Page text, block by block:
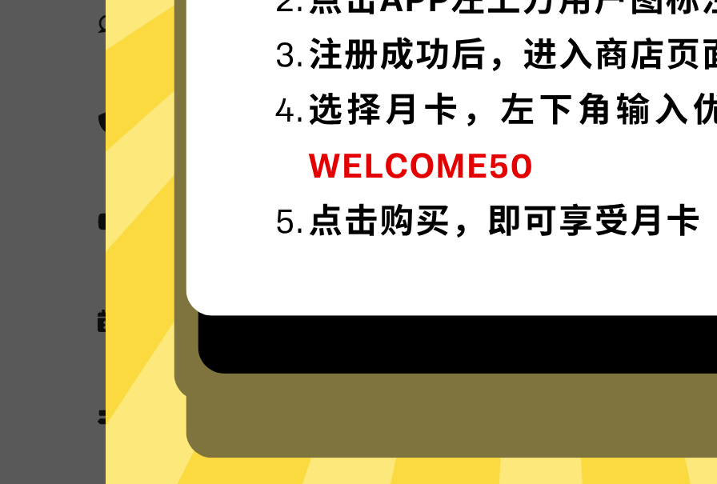
卓越的连接稳定性
魔法上网工具采用行业领先的自研发通信协议，深度保护特征，不论
您身在何处，都可轻松加速。
多语言界面
魔法上网工具提供多
超群的数据加密 高级数据泄漏
无国界内容 保护您的IP地
无任何网络或连接记录
魔法上网工具现在没有未来也不会记录任何登录历史，网络活动，
DNS查询，以及任何可以用于识别跟踪您的信息。
在线客服
魔法上网工具独有的分流模式会智能判断需要加速的网络流量，并为
其使用加速功能；不需要加速的本地流量，比如百度或者美团，则使
在硬盘内。无硬盘